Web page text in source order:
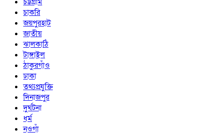
চাকরি
জয়পুরহাট
জাতীয়
ঝালকাঠি
টাঙ্গাইল
ঠাকুরগাঁও
ঢাকা
তথ্যপ্রযুক্তি
দিনাজপুর
দুর্ঘটনা
ধর্ম
নওগাঁ